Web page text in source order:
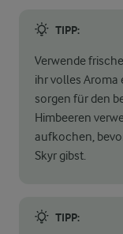
TIPP:
Verwende
ihr volles Aroma
sorgen für den
Himbeeren
aufkochen,
Skyr gibst.
TIPP: